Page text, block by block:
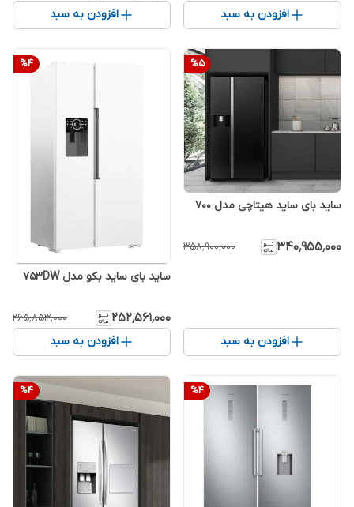
افزودن به سبد افزودن به سبد
%5
ساید بای ساید هیتاچی مدل 700
۳۴۰٬۹۵۵٬۰۰۰ ۳۵۸٬۹۰۰٬۰۰۰
افزودن به سبد
%4
ساید بای ساید بکو مدل 753DW
۲۵۲٬۵۶۱٬۰۰۰ ۲۶۵٬۸۵۳٬۰۰۰
افزودن به سبد
%4
%4